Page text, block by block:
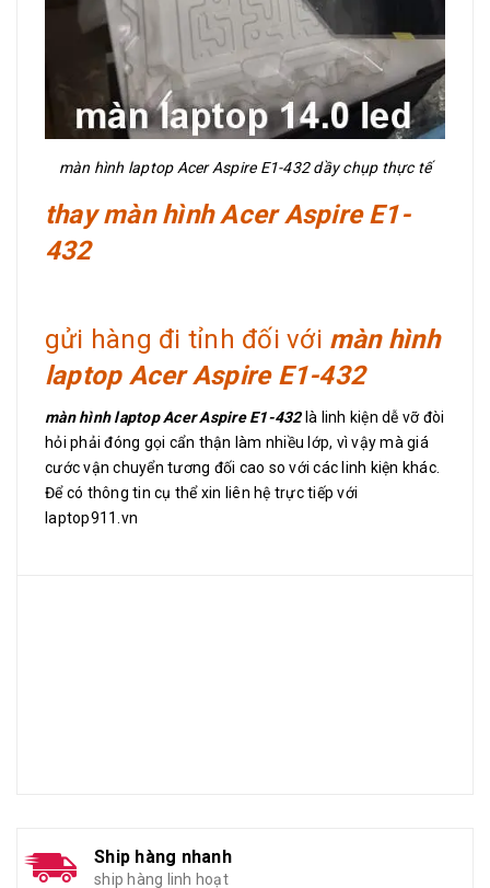
màn hình laptop Acer Aspire E1-432 dầy chụp thực tế
thay màn hình Acer Aspire E1-
432
gửi hàng đi tỉnh đối với màn hình
laptop Acer Aspire E1-432
màn hình laptop Acer Aspire E1-432là linh kiện dễ vỡ đòi
hỏi phải đóng gọi cẩn thận làm nhiều lớp, vì vậy mà giá
cước vận chuyển tương đối cao so với các linh kiện khác.
Để có thông tin cụ thể xin liên hệ trực tiếp với
laptop911.vn
Ship hàng nhanh
ship hàng linh hoạt